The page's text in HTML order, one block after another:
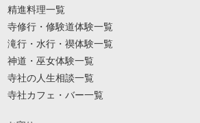
精進料理一覧
寺修行・修験道体験一覧
滝行・水行・禊体験一覧
神道・巫女体験一覧
寺社の人生相談一覧
寺社カフェ・バー一覧